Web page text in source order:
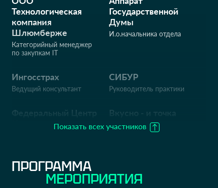
Технологическая
компания
Шлюмберже
Категорийный менеджер
по закупкам IT
Государственной
Думы
И.о.начальника отдела
Ингосстрах
Ведущий консультант
СИБУР
Руководитель практики
Федеральный Центр
Компетенций
Вкусно - и точка
Менеджер по
телекоммуникациям
АО ГАРДИЯ
Показать всех участников
ПРОГРАММА
МЕРОПРИЯТИЯ